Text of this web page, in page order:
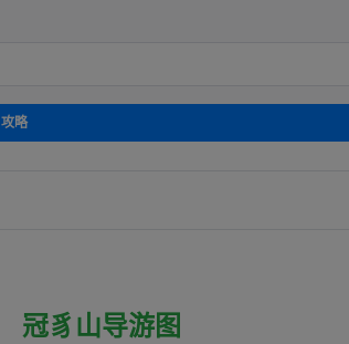
攻略
冠豸山导游图